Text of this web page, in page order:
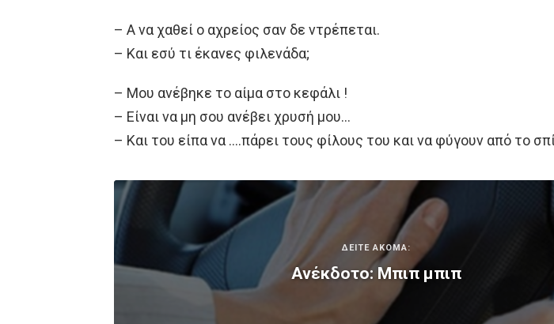
– Α να χαθεί ο αχρείος σαν δε ντρέπεται.
– Και εσύ τι έκανες φιλενάδα;
– Μου ανέβηκε το αίμα στο κεφάλι !
– Είναι να μη σου ανέβει χρυσή μου…
– Και του είπα να ….πάρει τους φίλους του και να φύγουν από το
ΔΕΙΤΕ ΑΚΟΜΑ:
Ανέκδοτο: Μπιπ μπιπ